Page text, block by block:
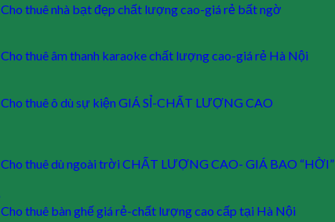
Cho thuê nhà bạt đẹp chất lượng cao-giá rẻ bất ngờ
Cho thuê âm thanh karaoke chất lượng cao-giá rẻ Hà Nội
Cho thuê ô dù sự kiện GIÁ SỈ-CHẤT LƯỢNG CAO
Cho thuê dù ngoài trời CHẤT LƯỢNG CAO- GIÁ BAO “HỜI”
Cho thuê bàn ghế giá rẻ-chất lượng cao cấp tại Hà Nội